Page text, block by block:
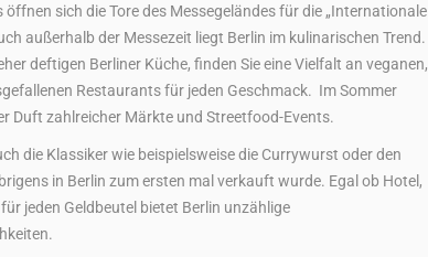
sich die Tore des Messegeländes für die „Internationale
außerhalb der Messezeit liegt Berlin im kulinarischen Trend.
deftigen Berliner Küche, finden Sie eine Vielfalt an veganen,
Restaurants für jeden Geschmack. Im Sommer
Duft zahlreicher Märkte und Streetfood-Events.
die Klassiker wie beispielsweise die Currywurst oder den
in Berlin zum ersten mal verkauft wurde. Egal ob Hotel,
jeden Geldbeutel bietet Berlin unzählige